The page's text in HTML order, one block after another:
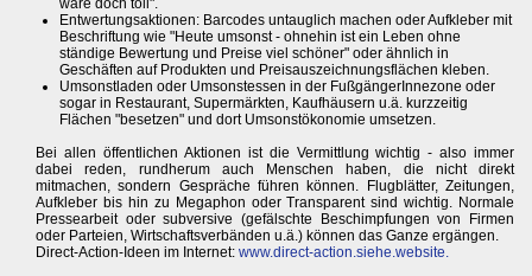
wäre doch toll".
Entwertungsaktionen: Barcodes untauglich machen oder Aufkleber mit
Beschriftung wie "Heute umsonst - ohnehin ist ein Leben ohne
ständige Bewertung und Preise viel schöner" oder ähnlich in
Geschäften auf Produkten und Preisauszeichnungsflächen kleben.
Umsonstladen oder Umsonstessen in der FußgängerInnezone oder
sogar in Restaurant, Supermärkten, Kaufhäusern u.ä. kurzzeitig
Flächen "besetzen" und dort Umsonstökonomie umsetzen.
Bei allen öffentlichen Aktionen ist die Vermittlung wichtig - also immer
dabei reden, rundherum auch Menschen haben, die nicht direkt
mitmachen, sondern Gespräche führen können. Flugblätter, Zeitungen,
Aufkleber bis hin zu Megaphon oder Transparent sind wichtig. Normale
Pressearbeit oder subversive (gefälschte Beschimpfungen von Firmen
oder Parteien, Wirtschaftsverbänden u.ä.) können das Ganze ergängen.
Direct-Action-Ideen im Internet: www.direct-action.siehe.website.